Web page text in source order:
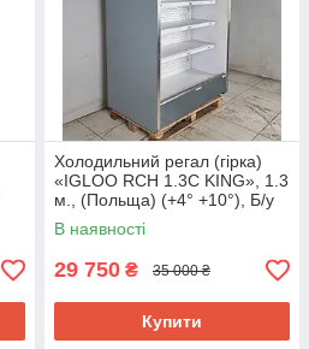
Холодильний регал (гірка)
«IGLOO RCH 1.3C KING», 1.3
м., (Польща) (+4° +10°), Б/у
В наявності
29 750 ₴ 35 000 ₴
Купити